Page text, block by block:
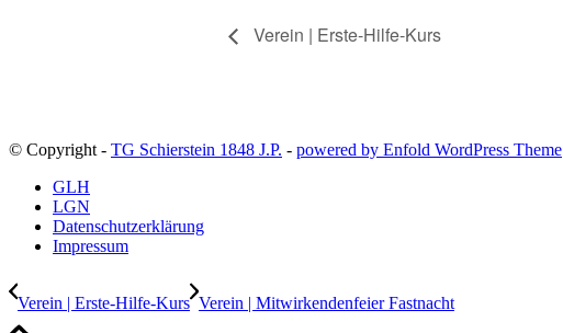
Verein | Erste-Hilfe-Kurs
© Copyright - TG Schierstein 1848 J.P. - powered by Enfold WordPress Theme
GLH
LGN
Datenschutzerklärung
Impressum
Verein | Erste-Hilfe-Kurs Verein | Mitwirkendenfeier Fastnacht